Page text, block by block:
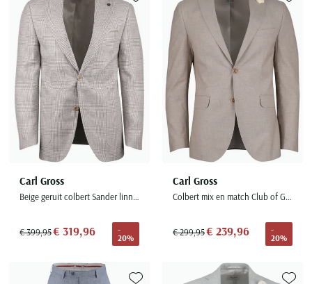
Seidensticker
Slater
State of Art
Superdry
Tenson
Thomas Maine
Tommy Hilfiger
Tramarossa
UBR
Vanguard
Wellington of Billmore
Xacus
Carl Gross
Beige geruit colbert Sander linnen
€ 399,95€ 319,96
-
20%
Toevoegen aan favorieten
Carl Gross
Colbert mix en match Club of Gents beige linnen slim fit
€ 299,95€ 239,96
-
20%